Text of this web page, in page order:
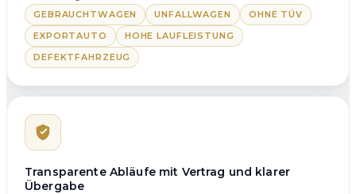
GEBRAUCHTWAGEN UNFALLWAGEN
OHNE TÜV
EXPORTAUTO
HOHE LAUFLEISTUNG
DEFEKTFAHRZEUG
Transparente Abläufe mit Vertrag und klarer
Übergabe